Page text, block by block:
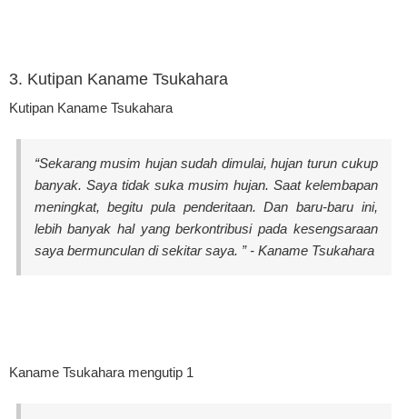
3. Kutipan Kaname Tsukahara
Kutipan Kaname Tsukahara
“Sekarang musim hujan sudah dimulai, hujan turun cukup
banyak. Saya tidak suka musim hujan. Saat kelembapan
meningkat, begitu pula penderitaan. Dan baru-baru ini,
lebih banyak hal yang berkontribusi pada kesengsaraan
saya bermunculan di sekitar saya. ” - Kaname Tsukahara
Kaname Tsukahara mengutip 1